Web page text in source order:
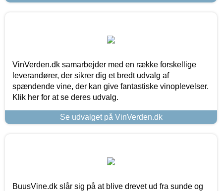
VinVerden.dk samarbejder med en række forskellige
leverandører, der sikrer dig et bredt udvalg af
spændende vine, der kan give fantastiske vinoplevelser.
Klik her for at se deres udvalg.
Se udvalget på VinVerden.dk
BuusVine.dk slår sig på at blive drevet ud fra sunde og